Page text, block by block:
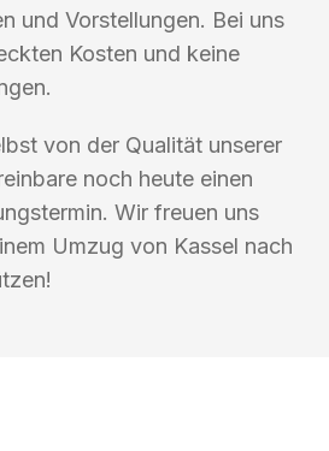
und Vorstellungen. Bei uns
Kosten und keine
von der Qualität unserer
noch heute einen
Wir freuen uns
Umzug von Kassel nach